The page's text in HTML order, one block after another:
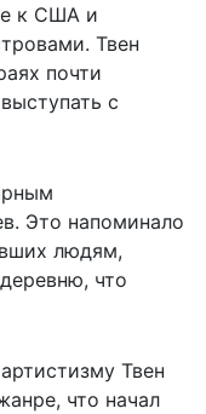
к США и
Твен
почти
с
Это напоминало
людям,
что
Твен
что начал